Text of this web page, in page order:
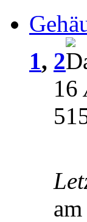
1, 2
16